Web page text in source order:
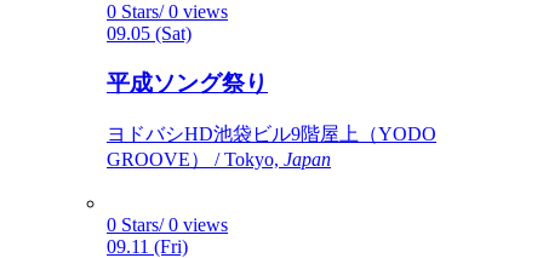
0 Stars/ 0 views
09.05 (Sat)
平成ソング祭り
ヨドバシHD池袋ビル9階屋上（YODO
GROOVE） / Tokyo, Japan
0 Stars/ 0 views
09.11 (Fri)